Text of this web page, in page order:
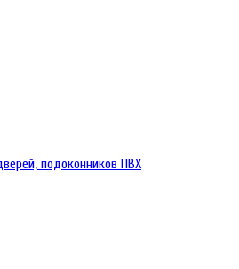
подоконников ПВХ